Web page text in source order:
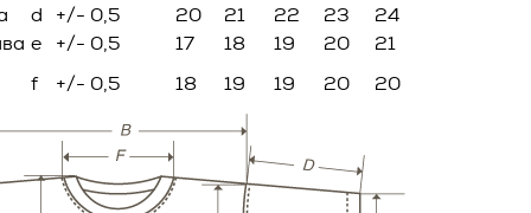
d +/- 0,5 20 21 22 23
24
e +/- 0,5 17 18 19 20
21
f +/- 0,5 18 19 19 20 20
Оферты,
и
и